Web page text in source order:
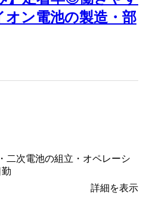
オン電池の製造・部
二次電池の組立・オペレーシ
詳細を表示